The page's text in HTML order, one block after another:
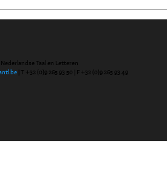
Nederlandse Taal en Letteren
| T +32 (0)9 265 93 50 | F +32 (0)9 265 93 49